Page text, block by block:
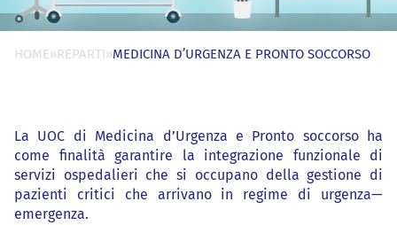
HOME»REPARTI»MEDICINA D’URGENZA E PRONTO SOCCORSO
La UOC di Medicina d’Urgenza e Pronto soccorso ha
come finalità garantire la integrazione funzionale di
servizi ospedalieri che si occupano della gestione di
pazienti critici che arrivano in regime di urgenza—
emergenza.